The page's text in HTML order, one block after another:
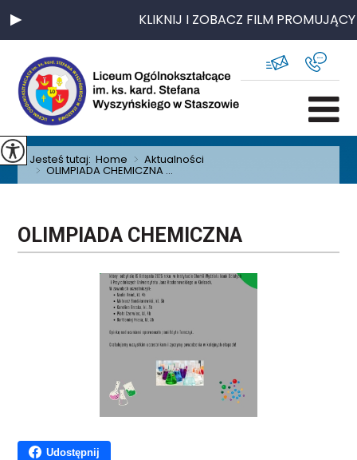
KLIKNIJ I ZOBACZ FILM PROMUJĄCY
Jesteś tutaj:Home > Aktualności
> OLIMPIADA CHEMICZNA ...
OLIMPIADA CHEMICZNA
Udostępnij